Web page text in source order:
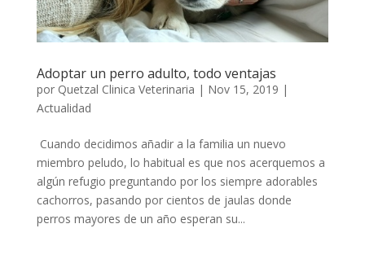
Adoptar un perro adulto, todo ventajas
por Quetzal Clinica Veterinaria | Nov 15, 2019 |
Actualidad
Cuando decidimos añadir a la familia un nuevo
miembro peludo, lo habitual es que nos acerquemos a
algún refugio preguntando por los siempre adorables
cachorros, pasando por cientos de jaulas donde
perros mayores de un año esperan su...